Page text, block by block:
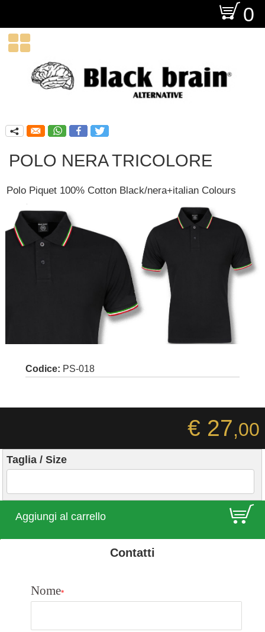
O 0

q
POLO NERA TRICOLORE
Polo Piquet 100% Cotton Black/nera+italian Colours
Codice: PS-018
€ 27,00
Taglia / Size
Aggiungi al carrello E
Contatti
Nome*